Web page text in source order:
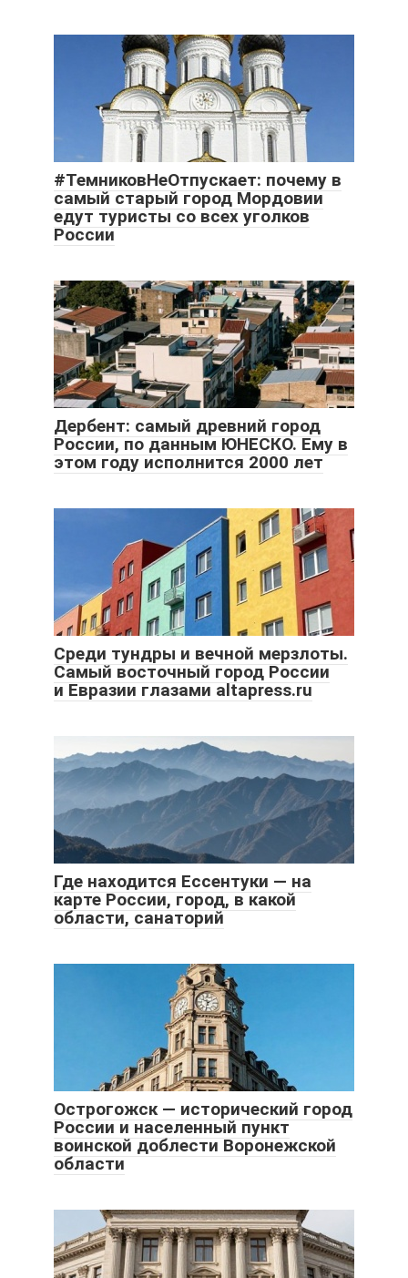
#ТемниковНеОтпускает: почему в
самый старый город Мордовии
едут туристы со всех уголков
России
Дербент: самый древний город
России, по данным ЮНЕСКО. Ему в
этом году исполнится 2000 лет
Среди тундры и вечной мерзлоты.
Самый восточный город России
и Евразии глазами altapress.ru
Где находится Ессентуки — на
карте России, город, в какой
области, санаторий
Острогожск — исторический город
России и населенный пункт
воинской доблести Воронежской
области